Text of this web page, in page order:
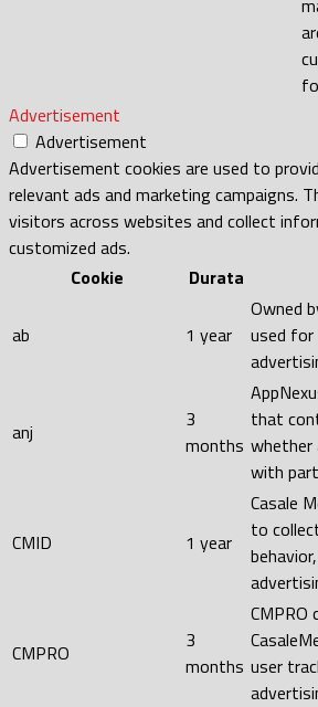
Advertisement
Advertisement
Advertisement cookies are used to
relevant ads and marketing campaigns.
visitors across websites and collect
customized ads.
Cookie
Durata
ab 1 year
Owned
used
anj
3
months
that
whether
with
CMID 1 year
Casale
to
CMPRO
3
months
CMPRO
user